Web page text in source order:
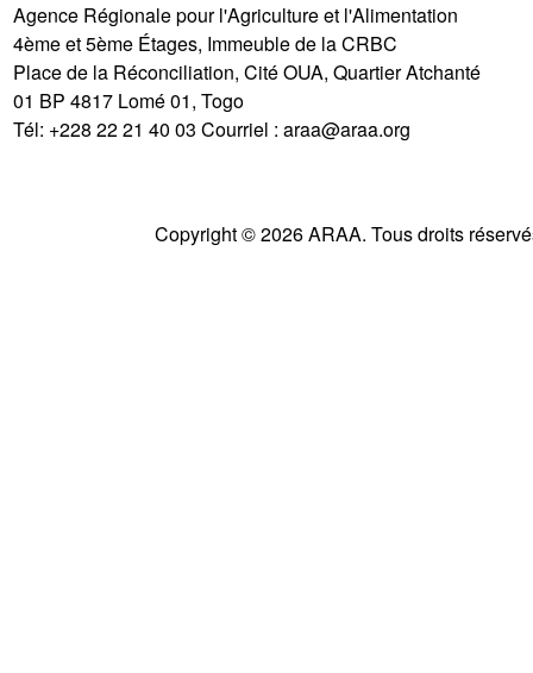
Agence Régionale pour l'Agriculture et l'Alimentation
4ème et 5ème Étages, Immeuble de la CRBC
Place de la Réconciliation, Cité OUA, Quartier Atchanté
01 BP 4817 Lomé 01, Togo
Tél: +228 22 21 40 03 Courriel : araa@araa.org
Copyright © 2026 ARAA. Tous droits